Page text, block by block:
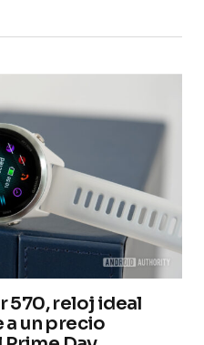
570, reloj ideal
a un precio